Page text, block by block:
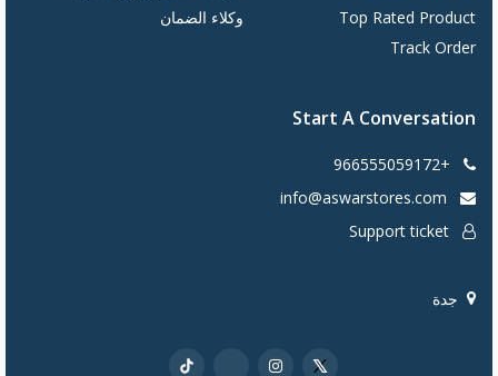
Top Rated Product
Track Order
وكلاء الضمان
Start A Conversation
+966555059172
جدة